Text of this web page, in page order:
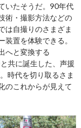
いたそうだ。90年代
術・撮影方法などの
は自撮りのさまざま
置を体験できる。
へと変換する
共に誕生した、声援
時代を切り取るさま
のこれからが見えて